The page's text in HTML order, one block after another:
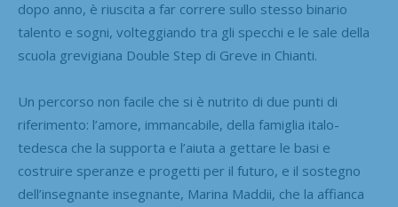
dopo anno, è riuscita a far correre sullo stesso binario
talento e sogni, volteggiando tra gli specchi e le sale della
scuola grevigiana Double Step di Greve in Chianti.
Un percorso non facile che si è nutrito di due punti di
riferimento: l’amore, immancabile, della famiglia italo-
tedesca che la supporta e l’aiuta a gettare le basi e
costruire speranze e progetti per il futuro, e il sostegno
dell’insegnante insegnante, Marina Maddii, che la affianca